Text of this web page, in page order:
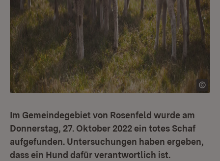
Im Gemeindegebiet von Rosenfeld wurde am
Donnerstag, 27. Oktober 2022 ein totes Schaf
aufgefunden. Untersuchungen haben ergeben,
dass ein Hund dafür verantwortlich ist.